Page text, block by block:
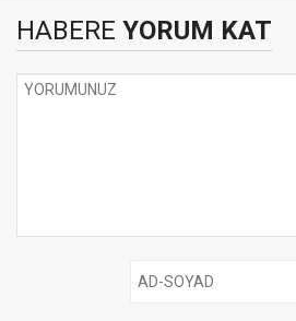
HABERE YORUM KAT